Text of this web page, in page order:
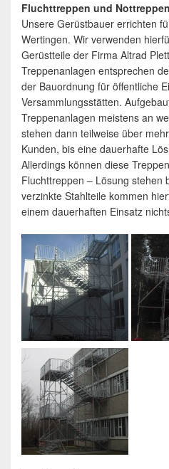
Fluchttreppen und
Unsere Gerüstbauer errichten
Wertingen. Wir verwenden
Gerüstteile der Firma Altrad
Treppenanlagen entsprechen
der Bauordnung für öffentliche
Versammlungsstätten.
Treppenanlagen meistens an
stehen dann teilweise über
Kunden, bis eine dauerhafte
Allerdings können diese
Fluchttreppen – Lösung stehen
verzinkte Stahlteile kommen
einem dauerhaften Einsatz